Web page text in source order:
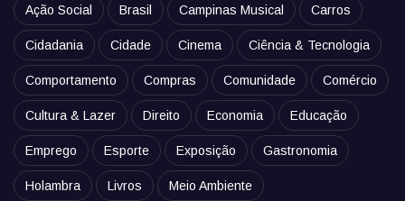
Ação Social Brasil Campinas Musical Carros
Cidadania Cidade Cinema Ciência & Tecnologia
Comportamento Compras Comunidade Comércio
Cultura & Lazer Direito Economia Educação
Emprego Esporte Exposição Gastronomia
Holambra Livros Meio Ambiente